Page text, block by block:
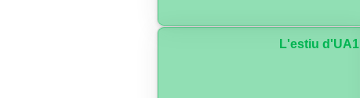
L'estiu d'UA1